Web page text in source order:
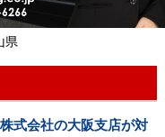
県
式会社の大阪支店が対